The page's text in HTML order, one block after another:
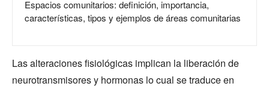
Espacios comunitarios: definición, importancia,
características, tipos y ejemplos de áreas comunitarias
Las alteraciones fisiológicas implican la liberación de
neurotransmisores y hormonas lo cual se traduce en